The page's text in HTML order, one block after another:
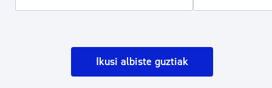
Ikusi albiste guztiak